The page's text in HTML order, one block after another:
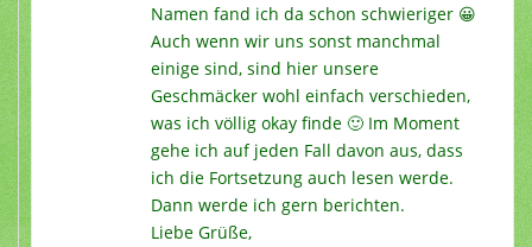
Namen fand ich da schon schwieriger 😀
Auch wenn wir uns sonst manchmal
einige sind, sind hier unsere
Geschmäcker wohl einfach verschieden,
was ich völlig okay finde 🙂 Im Moment
gehe ich auf jeden Fall davon aus, dass
ich die Fortsetzung auch lesen werde.
Dann werde ich gern berichten.
Liebe Grüße,